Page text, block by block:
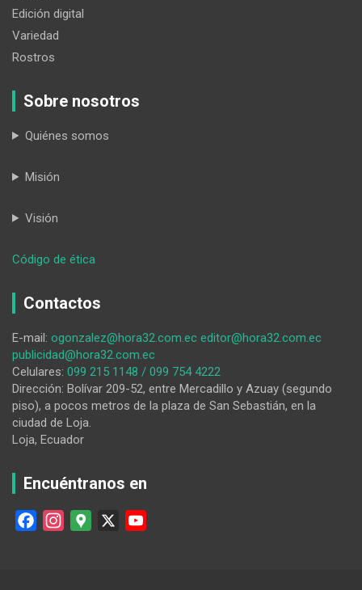
Edición digital
Variedad
Rostros
Sobre nosotros
Quiénes somos
Misión
Visión
Código de ética
inicia
progresivos
en
protesta
a
desatención
Contactos
E-mail: ogonzalez@hora32.com.ec editor@hora32.com.ec
publicidad@hora32.com.ec
Celulares: 099 215 1148 / 099 754 4222
Dirección: Bolívar 209-52, entre Mercadillo y Azuay (segundo
piso), a pocos metros de la plaza de San Sebastián, en la
ciudad de Loja.
Loja, Ecuador
Encuéntranos en